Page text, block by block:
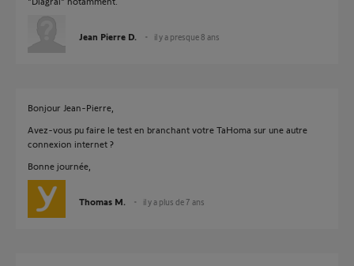
Jean Pierre D. il y a presque 8 ans
Bonjour Jean-Pierre,
Avez-vous pu faire le test en branchant votre TaHoma sur une autre
connexion internet ?
Bonne journée,
Thomas M. il y a plus de 7 ans